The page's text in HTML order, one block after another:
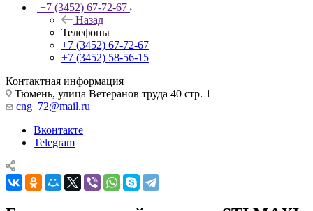
+7 (3452) 67-72-67
Назад
Телефоны
+7 (3452) 67-72-67
+7 (3452) 58-56-15
Контактная информация
Тюмень, улица Ветеранов труда 40 стр. 1
cng_72@mail.ru
Вконтакте
Telegram